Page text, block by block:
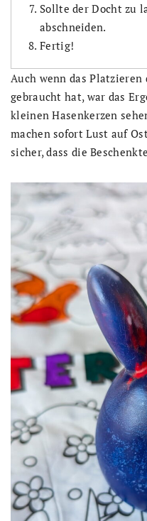
Sollte der Docht zu
abschneiden.
Fertig!
Auch wenn das Platzieren
gebraucht hat, war das
kleinen Hasenkerzen
machen sofort Lust auf
sicher, dass die